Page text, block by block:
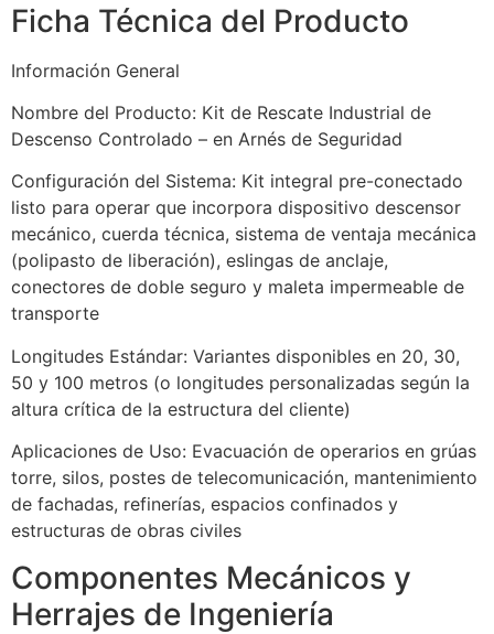
Ficha Técnica del Producto
Información General
Nombre del Producto: Kit de Rescate Industrial de
Descenso Controlado – en Arnés de Seguridad
Configuración del Sistema: Kit integral pre-conectado
listo para operar que incorpora dispositivo descensor
mecánico, cuerda técnica, sistema de ventaja mecánica
(polipasto de liberación), eslingas de anclaje,
conectores de doble seguro y maleta impermeable de
transporte
Longitudes Estándar: Variantes disponibles en 20, 30,
50 y 100 metros (o longitudes personalizadas según la
altura crítica de la estructura del cliente)
Aplicaciones de Uso: Evacuación de operarios en grúas
torre, silos, postes de telecomunicación, mantenimiento
de fachadas, refinerías, espacios confinados y
estructuras de obras civiles
Componentes Mecánicos y
Herrajes de Ingeniería